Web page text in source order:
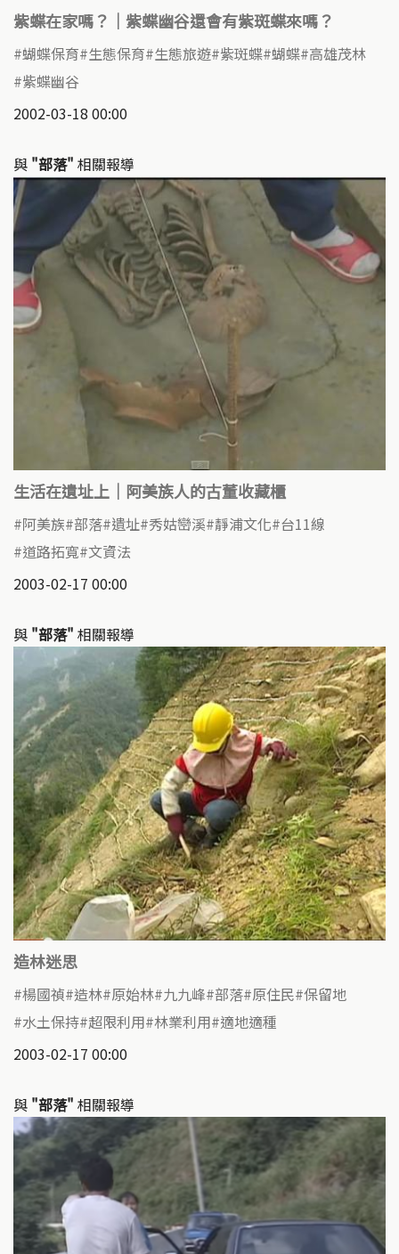
紫蝶在家嗎？｜紫蝶幽谷還會有紫斑蝶來嗎？
蝴蝶保育 生態保育 生態旅遊 紫斑蝶 蝴蝶 高雄茂林
紫蝶幽谷
2002-03-18 00:00
與 "部落" 相關報導
生活在遺址上｜阿美族人的古董收藏櫃
阿美族 部落 遺址 秀姑巒溪 靜浦文化 台11線
道路拓寬 文資法
2003-02-17 00:00
與 "部落" 相關報導
造林迷思
楊國禎 造林 原始林 九九峰 部落 原住民 保留地
水土保持 超限利用 林業利用 適地適種
2003-02-17 00:00
與 "部落" 相關報導